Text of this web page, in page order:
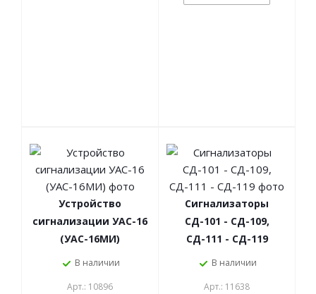
Устройство
сигнализации УАС-16
(УАС-16МИ)
В наличии
Арт.: 10896
Сигнализаторы
СД-101 - СД-109,
СД-111 - СД-119
В наличии
Арт.: 11638